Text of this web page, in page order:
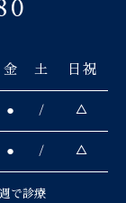
金 土
日祝
● /
△
● / △
で診療